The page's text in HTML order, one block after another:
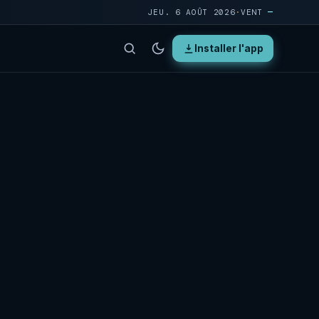
JEU. 6 AOÛT 2026 · VENT—
Installer l'app